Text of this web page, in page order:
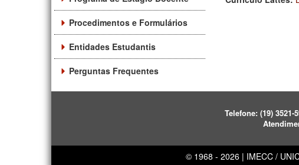
Procedimentos e Formulários
Entidades Estudantis
Perguntas Frequentes
Telefone: (19) 3521-
© 1968 - 2026 | IMECC /